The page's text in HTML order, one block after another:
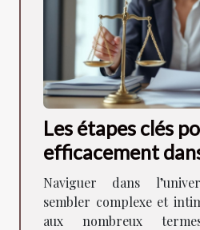
Les étapes clés
efficacement
juridique
Naviguer dans
sembler complexe et
aux nombreux